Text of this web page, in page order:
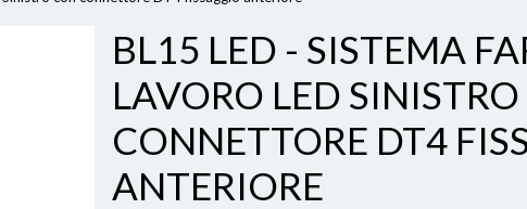
BL15 LED - SISTEMA
LAVORO LED
CONNETTORE DT4
ANTERIORE